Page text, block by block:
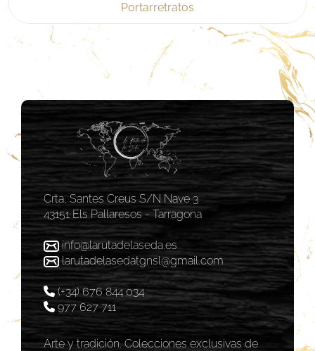
Portarretratos
Crta, Santes Creus S/N Nave 3
43151 Els Pallaresos - Tarragona
info@larutadelaseda.es
larutadelasedatgnsl@gmail.com
(+34) 676 844 034
977 627 711
Arte y tradición. Colecciones exclusivas de